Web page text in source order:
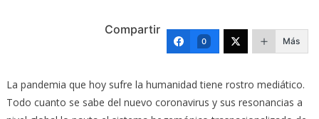
Compartir
0 Más
La pandemia que hoy sufre la humanidad tiene rostro mediático.
Todo cuanto se sabe del nuevo coronavirus y sus resonancias a